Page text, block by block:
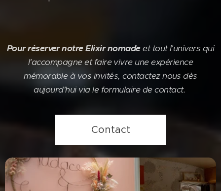
Pour réserver notre Elixir nomadeet tout l'univers qui
l'accompagne et faire vivre une expérience
mémorable à vos invités, contactez nous dès
aujourd'hui via le formulaire de contact.
Contact